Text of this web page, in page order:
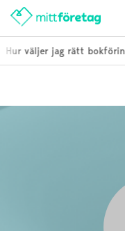
väljer jag rätt